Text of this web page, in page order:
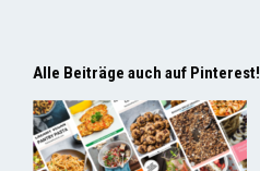
Alle Beiträge auch auf Pinterest!